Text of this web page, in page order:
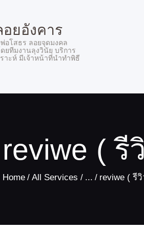
อยอังคาร
อโสธร ลอยจุดมงคล
ยทีมงานลุงวินัย บริการ
าะห์ มีเจ้าหน้าที่นำทำพิธี
reviwe ( รี
Home All Services ... reviwe ( รี